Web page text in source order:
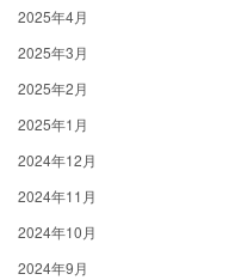
2025年4月
2025年3月
2025年2月
2025年1月
2024年12月
2024年11月
2024年10月
2024年9月